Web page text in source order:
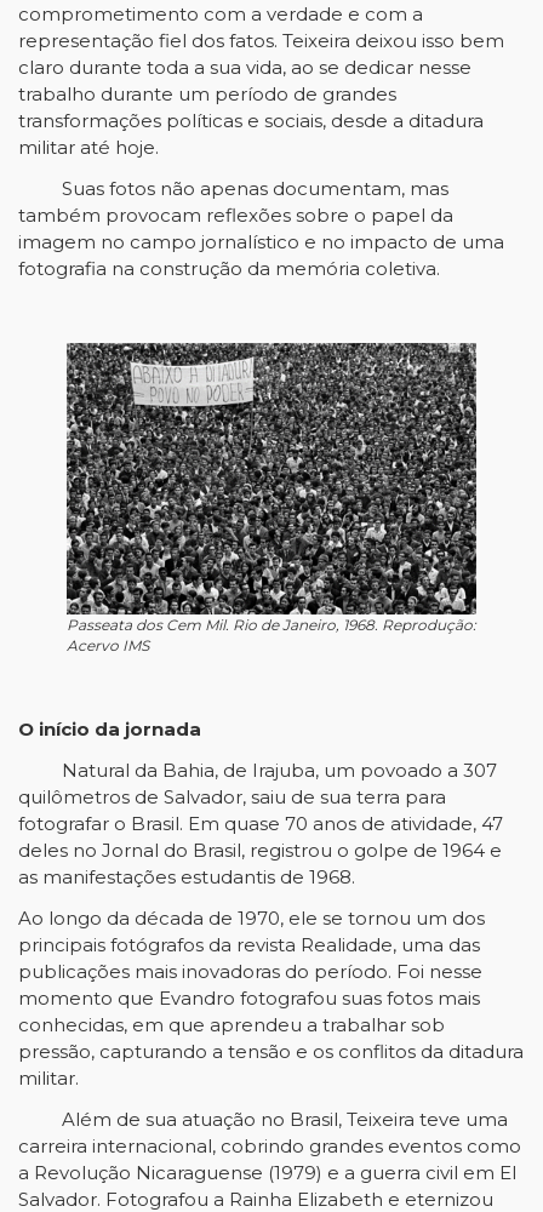
comprometimento com a verdade e com a
representação fiel dos fatos. Teixeira deixou isso bem
claro durante toda a sua vida, ao se dedicar nesse
trabalho durante um período de grandes
transformações políticas e sociais, desde a ditadura
militar até hoje.
Suas fotos não apenas documentam, mas
também provocam reflexões sobre o papel da
imagem no campo jornalístico e no impacto de uma
fotografia na construção da memória coletiva.
Passeata dos Cem Mil. Rio de Janeiro, 1968. Reprodução:
Acervo IMS
O início da jornada
Natural da Bahia, de Irajuba, um povoado a 307
quilômetros de Salvador, saiu de sua terra para
fotografar o Brasil. Em quase 70 anos de atividade, 47
deles no Jornal do Brasil, registrou o golpe de 1964 e
as manifestações estudantis de 1968.
Ao longo da década de 1970, ele se tornou um dos
principais fotógrafos da revista Realidade, uma das
publicações mais inovadoras do período. Foi nesse
momento que Evandro fotografou suas fotos mais
conhecidas, em que aprendeu a trabalhar sob
pressão, capturando a tensão e os conflitos da ditadura
militar.
Além de sua atuação no Brasil, Teixeira teve uma
carreira internacional, cobrindo grandes eventos como
a Revolução Nicaraguense (1979) e a guerra civil em El
Salvador. Fotografou a Rainha Elizabeth e eternizou